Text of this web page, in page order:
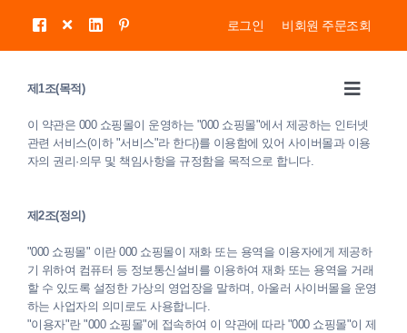
츠
로그인 비회원 주문조회
Toggle
About Us
COINBANK
STORAGE
제1조(목적)
이 약관은 000 쇼핑몰이 운영하는 "000 쇼핑몰"에서 제공하는 인터넷
관련 서비스(이하 "서비스"라 한다)를 이용함에 있어 사이버몰과 이용
자의 권리·의무 및 책임사항을 규정함을 목적으로 합니다.
제2조(정의)
"000 쇼핑몰" 이란 000 쇼핑몰이 재화 또는 용역을 이용자에게 제공하
기 위하여 컴퓨터 등 정보통신설비를 이용하여 재화 또는 용역을 거래
할 수 있도록 설정한 가상의 영업장을 말하며, 아울러 사이버몰을 운영
하는 사업자의 의미로도 사용합니다.
"이용자"란 "000 쇼핑몰"에 접속하여 이 약관에 따라 "000 쇼핑몰"이 제